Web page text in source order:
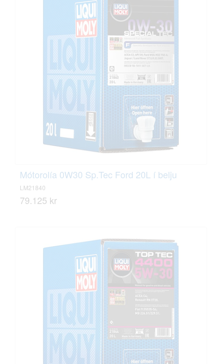
Mótorolía 0W30 Sp.Tec Ford 20L í belju
LM21840
79.125 kr